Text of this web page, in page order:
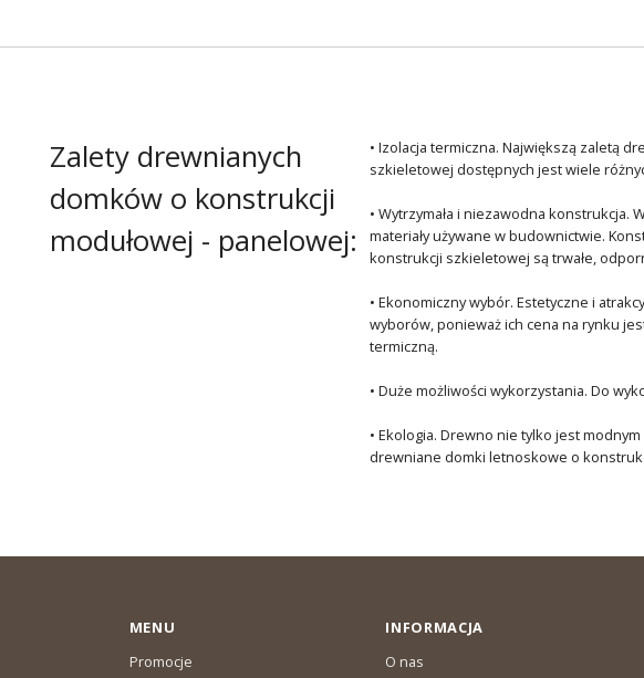
Zalety drewnianych
domków o konstrukcji
modułowej - panelowej:
• Izolacja termiczna. Największą zaletą
szkieletowej dostępnych jest wiele
• Wytrzymała i niezawodna konstrukcja.
materiały używane w budownictwie.
konstrukcji szkieletowej są trwałe,
• Ekonomiczny wybór. Estetyczne i
wyborów, ponieważ ich cena na rynku
termiczną.
• Duże możliwości wykorzystania. Do
• Ekologia. Drewno nie tylko jest
drewniane domki letnoskowe o
MENU
Promocje
INFORMACJA
O nas